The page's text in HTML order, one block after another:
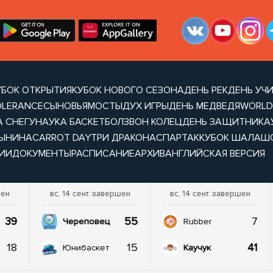
ОТКРЫТИЯКУБОК НОВОГО СЕЗОНАДЕНЬ РЕКДЕНЬ
СЫНОВЬЯМОСТЫДУХ ИГРЫДЕНЬ МЕДВЕДЯ
СНЕГУНАУКА БАСКЕТБОЛЗВОН КОЛЕЦДЕНЬ ЗАЩИТНИКА
CARROT DAYТРИ ДРАКОНАСПАРТАККУБОК
ДОКУМЕНТЫРАСПИСАНИЕАРХИВАНГЛИЙСКАЯ ВЕРСИЯ
39
18
вс, 14 сент. завершен
Череповец 55
Юнибаскет 15
вс, 14 сент. завершен
Rubber 7
Каучук 41